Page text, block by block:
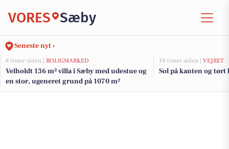
VORES Sæby
Seneste nyt ›
8 timer siden | BOLIGMARKED
Velholdt 136 m² villa i Sæby med udestue og
en stor, ugeneret grund på 1070 m²
19 timer siden | VEJRET
Sol på kanten og tørt